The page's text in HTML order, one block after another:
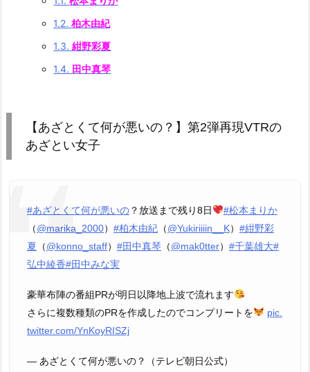
1.2. 柏木由紀
1.3. 紺野彩夏
1.4. 田中真琴
【あざとくて何が悪いの？】第2弾再現VTRの
あざとい女子
#あざとくて何が悪いの ？放送まで残り8日
#松本まりか
（@marika_2000） #柏木由紀 （@Yukiriiiin__K） #紺野彩
夏 （@konno_staff） #田中真琴 （@mak0tter） #千葉雄大#
弘中綾香#田中みな実
豪華布陣の番組PRが明日以降地上波で流れます
さらに複数種類のPRを作成したのでコンプリートを
pic.
twitter.com/YnKoyRISZj
— あざとくて何が悪いの？（テレビ朝日公式）